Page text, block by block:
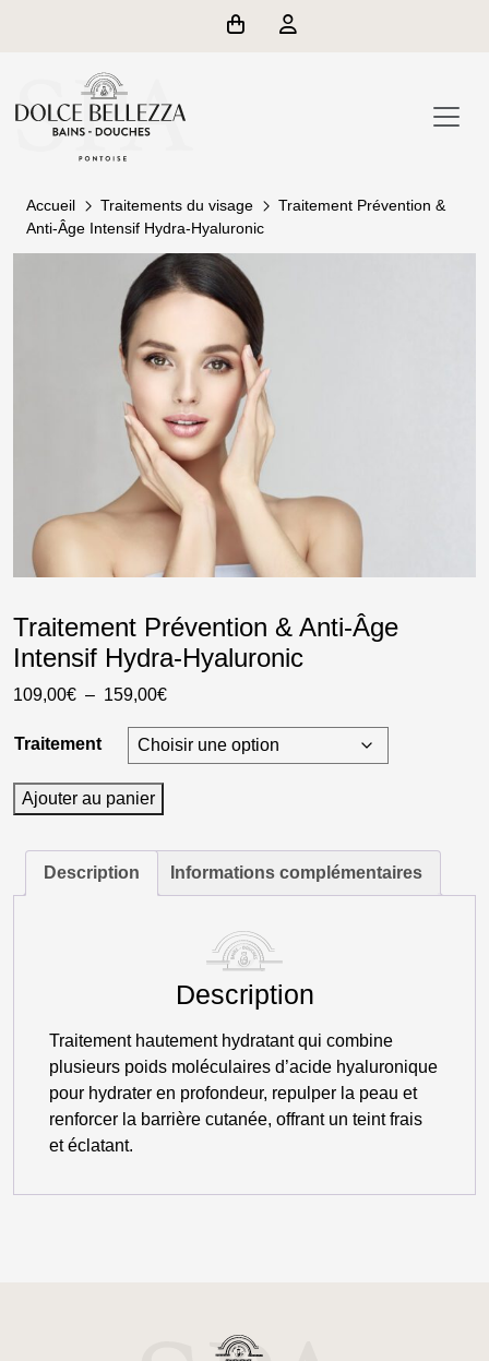
Accueil Traitements du visage
Traitement Prévention &
Anti-Âge Intensif Hydra-Hyaluronic
Traitement Prévention & Anti-Âge
Intensif Hydra-Hyaluronic
109,00€ – 159,00€Plage
prix :
Traitement
quantité
de
Traitement
Prévention
&
Hyaluronic
Ajouter au panier
Description Informations complémentaires
Description
Traitement hautement hydratant qui combine
plusieurs poids moléculaires d’acide hyaluronique
pour hydrater en profondeur, repulper la peau et
renforcer la barrière cutanée, offrant un teint frais
et éclatant.